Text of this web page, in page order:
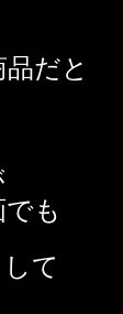
だと
も
て